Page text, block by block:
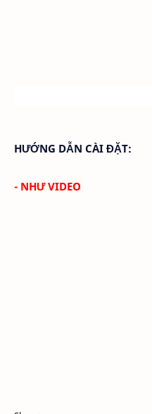
HƯỚNG DẪN CÀI ĐẶT:
- NHƯ VIDEO